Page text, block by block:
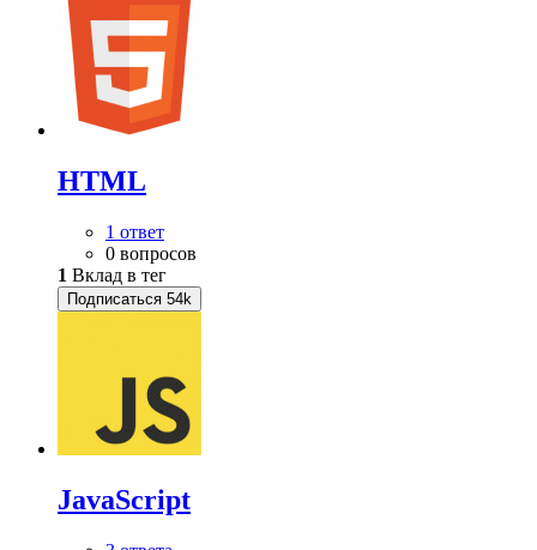
HTML
1 ответ
0 вопросов
1 Вклад в тег
Подписаться 54k
JavaScript